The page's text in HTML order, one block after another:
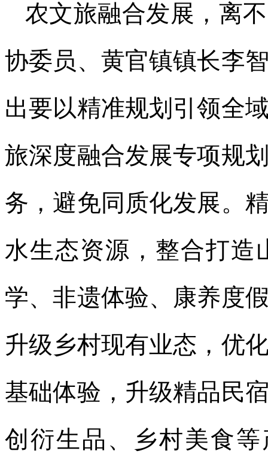
农文旅融合发展，离
协委员、黄官镇镇长李
出要以精准规划引领全
旅深度融合发展专项规
务，避免同质化发展。
水生态资源，整合打造
学、非遗体验、康养度
升级乡村现有业态，优
基础体验，升级精品民
创衍生品、乡村美食